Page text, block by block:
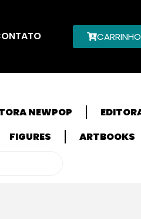
CARRINHO
NEWPOP
FIGURES ARTBOOKS